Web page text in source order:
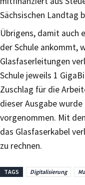
Sächsischen Landtag
Übrigens, damit auch
der Schule ankommt,
Glasfaserleitungen
Schule jeweils 1
Zuschlag für die
dieser Ausgabe
vorgenommen. Mit
das Glasfaserkabel
zu rechnen.
TAGS Digitalisierung